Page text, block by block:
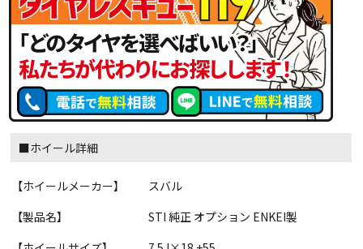
■ホイール詳細
【ホイールメーカー】
スバル
【製品名】
STI 純正 オプション ENKEI製